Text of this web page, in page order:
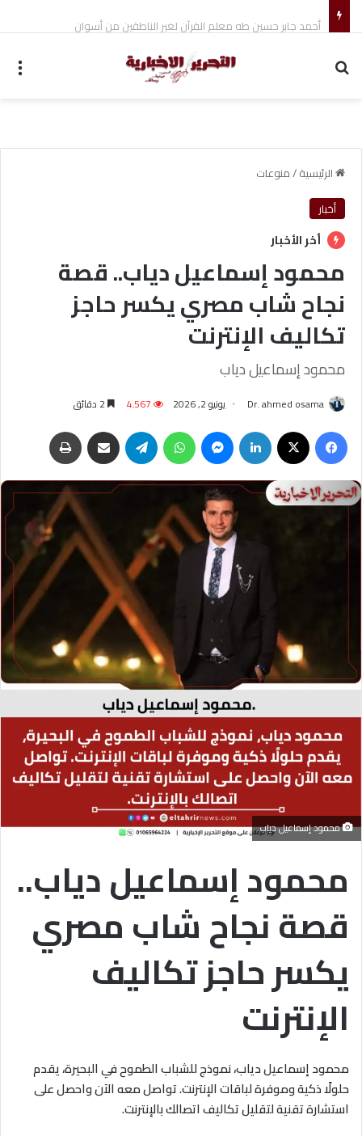
أحمد جابر حسين طه معلم القرآن لغير الناطقين من أسوان
الرئيسية/منوعات
أخبار
أخر الأخبار
محمود إسماعيل دياب.. قصة
نجاح شاب مصري يكسر حاجز
تكاليف الإنترنت
محمود إسماعيل دياب
Dr. ahmed osama يونيو 2, 2026 4٬567
محمود إسماعيل دياب
محمود إسماعيل دياب..
قصة نجاح شاب مصري
يكسر حاجز تكاليف
الإنترنت
محمود إسماعيل دياب، نموذج للشباب الطموح في البحيرة، يقدم
حلولًا ذكية وموفرة لباقات الإنترنت. تواصل معه الآن واحصل على
استشارة تقنية لتقليل تكاليف اتصالك بالإنترنت.